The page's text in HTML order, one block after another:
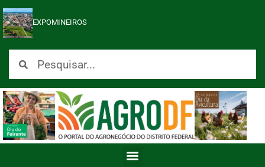
EXPOMINEIROS